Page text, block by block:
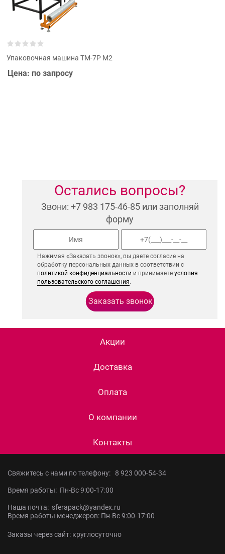
Упаковочная машина ТМ-7Р М2
Цена: по запросу
Остались вопросы?
Звони: +7 983 175-46-85 или заполняй
форму
Нажимая «Заказать звонок», вы даете согласие на
обработку персональных данных в соответствии с
политикой конфиденциальности и принимаетеусловия
пользовательского соглашения.
Акции
Доставка
Оплата
О компании
Контакты
Свяжитесь с нами по телефону: 8 923 000-54-34
Время работы: Пн-Вс 9:00-17:00
Наша почта: sferapack@yandex.ru
Время работы менеджеров: Пн-Вс 9:00-17:00
Заказы через сайт: круглосуточно